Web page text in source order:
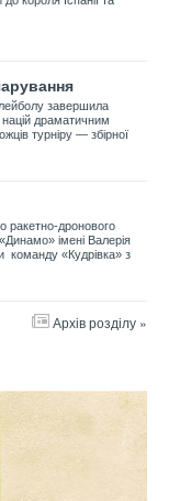
завершила
націй драматичним
турніру — збірної
ракетно-дронового
імені Валерія
команду «Кудрівка» з
Архів розділу »